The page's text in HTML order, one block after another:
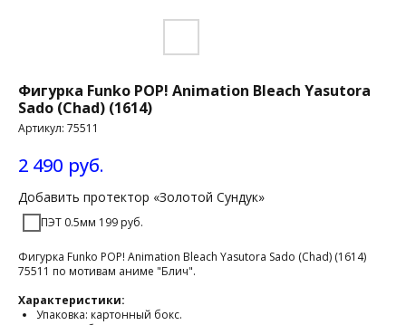
Фигурка Funko POP! Animation Bleach Yasutora
Sado (Chad) (1614)
Артикул: 75511
2 490 руб.
Добавить протектор «Золотой Сундук»
ПЭТ 0.5мм 199 руб.
Фигурка Funko POP! Animation Bleach Yasutora Sado (Chad) (1614)
75511 по мотивам аниме "Блич".
Характеристики:
Упаковка: картонный бокс.